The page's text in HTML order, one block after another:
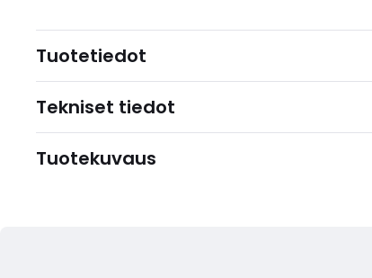
Tuotetiedot
Tekniset tiedot
Tuotekuvaus